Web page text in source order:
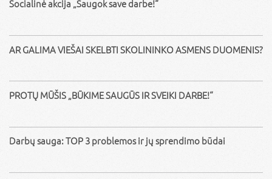
Socialinė akcija „Saugok save darbe!“
AR GALIMA VIEŠAI SKELBTI SKOLININKO ASMENS DUOMENIS?
PROTŲ MŪŠIS „BŪKIME SAUGŪS IR SVEIKI DARBE!“
Darbų sauga: TOP 3 problemos ir jų sprendimo būdai